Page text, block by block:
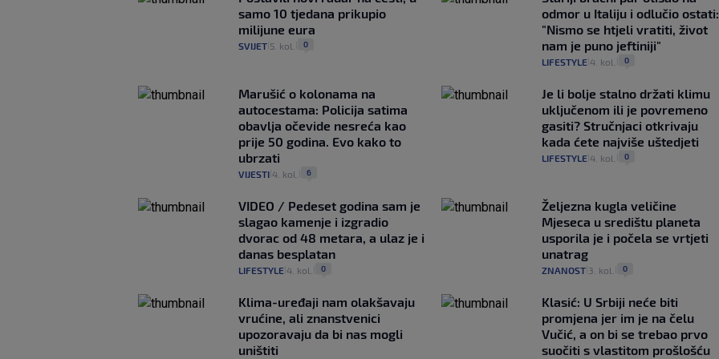
samo 10 tjedana prikupio
milijune eura
SVIJET 5. kol. 0
odmor u Italiju i odlučio ostati:
"Nismo se htjeli vratiti, život
nam je puno jeftiniji"
LIFESTYLE| 4. kol. 0
Marušić o kolonama na
autocestama: Policija satima
obavlja očevide nesreća kao
prije 50 godina. Evo kako to
ubrzati
VIJESTI 4. kol. 6
Je li bolje stalno držati klimu
uključenom ili je povremeno
gasiti? Stručnjaci otkrivaju
kada ćete najviše uštedjeti
LIFESTYLE| 4. kol. 0
VIDEO / Pedeset godina sam je
slagao kamenje i izgradio
dvorac od 48 metara, a ulaz je i
danas besplatan
LIFESTYLE 4. kol. 0
Željezna kugla veličine
Mjeseca u središtu planeta
usporila je i počela se vrtjeti
unatrag
ZNANOST| 3. kol. 0
Klima-uređaji nam olakšavaju
vrućine, ali znanstvenici
upozoravaju da bi nas mogli
uništiti
Klasić: U Srbiji neće biti
promjena jer im je na čelu
Vučić, a on bi se trebao prvo
suočiti s vlastitom prošlošću